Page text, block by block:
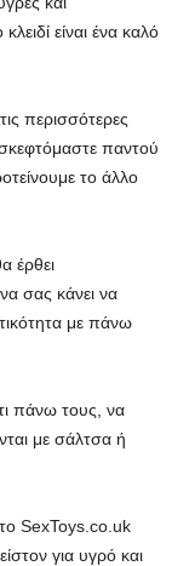
είναι ένα καλό
περισσότερες
σκεφτόμαστε παντού
το άλλο
έρθει
σας κάνει να
με πάνω
πάνω τους, να
με σάλτσα ή
SexToys.co.uk
για υγρό και